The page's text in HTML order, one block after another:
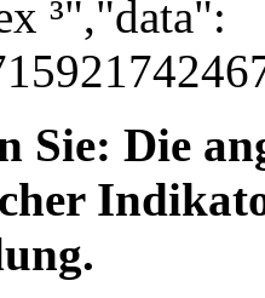
³","data":
Sie: Die